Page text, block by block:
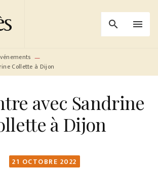
search menu
—
Collette à Dijon
avec Sandrine
à Dijon
21 OCTOBRE 2022